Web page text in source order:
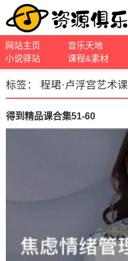
网站主页 音乐天地
小说驿站
课程&素材
标签： 程珺·卢浮宫艺术课
得到精品课合集51-60